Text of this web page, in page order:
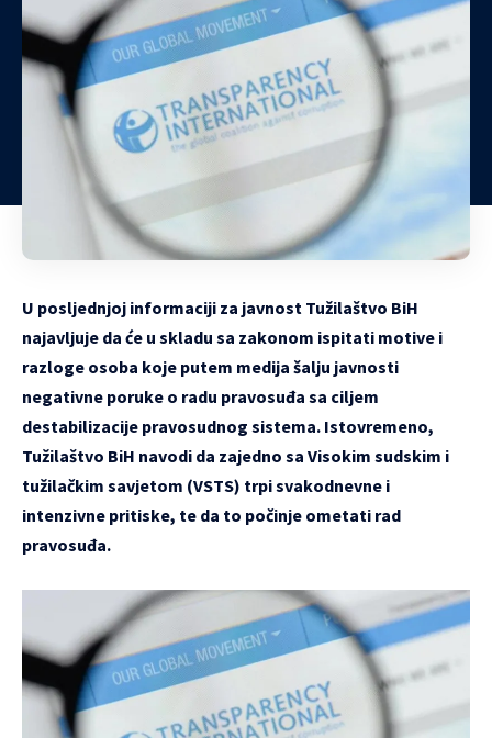
U posljednjoj informaciji za javnost Tužilaštvo BiH
najavljuje da će u skladu sa zakonom ispitati motive i
razloge osoba koje putem medija šalju javnosti
negativne poruke o radu pravosuđa sa ciljem
destabilizacije pravosudnog sistema. Istovremeno,
Tužilaštvo BiH navodi da zajedno sa Visokim sudskim i
tužilačkim savjetom (VSTS) trpi svakodnevne i
intenzivne pritiske, te da to počinje ometati rad
pravosuđa.